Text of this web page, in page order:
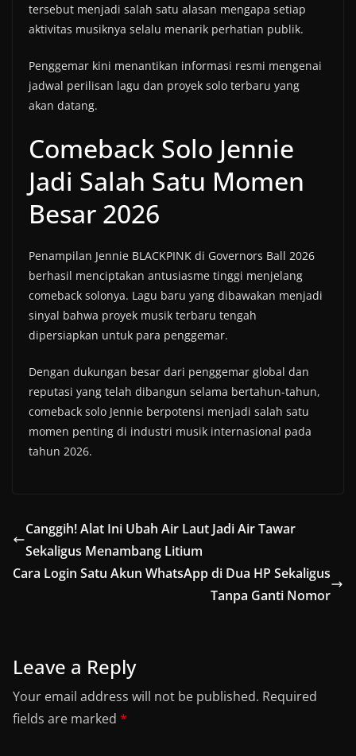
tersebut menjadi salah satu alasan mengapa setiap
aktivitas musiknya selalu menarik perhatian publik.
Penggemar kini menantikan informasi resmi mengenai
jadwal perilisan lagu dan proyek solo terbaru yang
akan datang.
Comeback Solo Jennie
Jadi Salah Satu Momen
Besar 2026
Penampilan Jennie BLACKPINK di Governors Ball 2026
berhasil menciptakan antusiasme tinggi menjelang
comeback solonya. Lagu baru yang dibawakan menjadi
sinyal bahwa proyek musik terbaru tengah
dipersiapkan untuk para penggemar.
Dengan dukungan besar dari penggemar global dan
reputasi yang telah dibangun selama bertahun-tahun,
comeback solo Jennie berpotensi menjadi salah satu
momen penting di industri musik internasional pada
tahun 2026.
Canggih! Alat Ini Ubah Air Laut Jadi Air Tawar
Sekaligus Menambang Litium
Cara Login Satu Akun WhatsApp di Dua HP Sekaligus
Tanpa Ganti Nomor
Leave a Reply
Your email address will not be published. Required
fields are marked *